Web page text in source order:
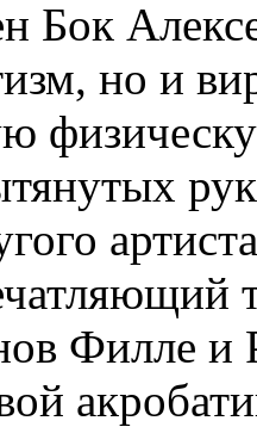
Бок
но и
Филле